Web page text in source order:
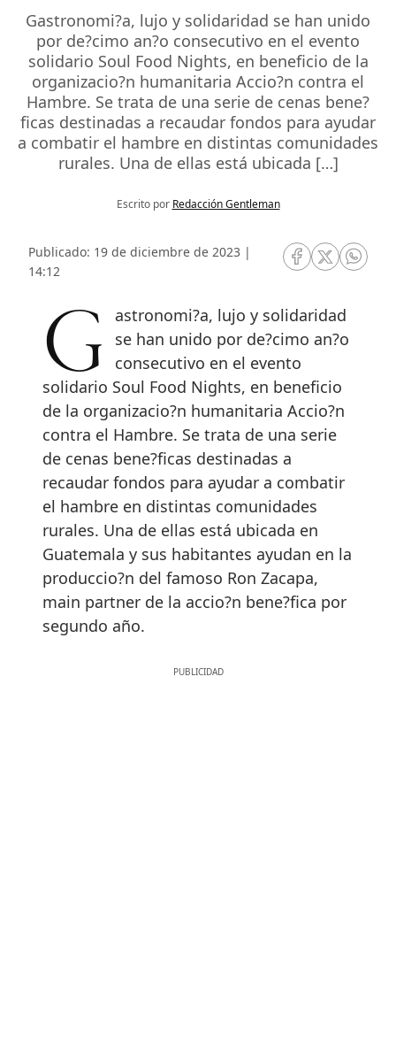
Gastronomi?a, lujo y solidaridad se han unido
por de?cimo an?o consecutivo en el evento
solidario Soul Food Nights, en beneficio de la
organizacio?n humanitaria Accio?n contra el
Hambre. Se trata de una serie de cenas bene?
ficas destinadas a recaudar fondos para ayudar
a combatir el hambre en distintas comunidades
rurales. Una de ellas está ubicada […]
Escrito por Redacción Gentleman
Publicado: 19 de diciembre de 2023 |
14:12
RRSS Facebook
RRSSRRSS
Gastronomi?a, lujo y solidaridad
se han unido por de?cimo an?o
consecutivo en el evento
solidario Soul Food Nights, en beneficio
de la organizacio?n humanitaria Accio?n
contra el Hambre. Se trata de una serie
de cenas bene?ficas destinadas a
recaudar fondos para ayudar a combatir
el hambre en distintas comunidades
rurales. Una de ellas está ubicada en
Guatemala y sus habitantes ayudan en la
produccio?n del famoso Ron Zacapa,
main partner de la accio?n bene?fica por
segundo año.